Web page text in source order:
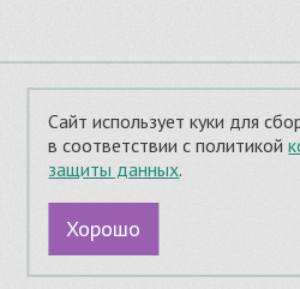
Адрес: г. Пенза, ул.
Телефон: (8412)
Политика
Обработка
Сайт использует куки для
в соответствии с политикой
защиты данных.
Хорошо